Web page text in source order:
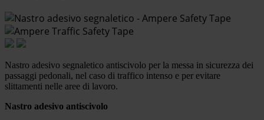
Nastro adesivo segnaletico antiscivolo per la messa in sicurezza dei
passaggi pedonali, nel caso di traffico intenso e per evitare
slittamenti nelle aree di lavoro.
Nastro adesivo antiscivolo